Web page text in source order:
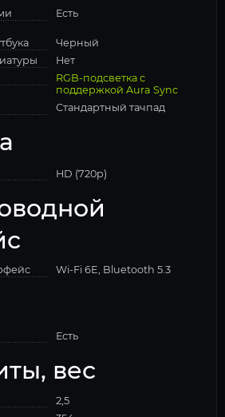
Есть
Черный
Нет
RGB-подсветка с
поддержкой Aura Sync
Стандартный тачпад
HD (720p)
Wi-Fi 6E, Bluetooth 5.3
Есть
вес
2,5